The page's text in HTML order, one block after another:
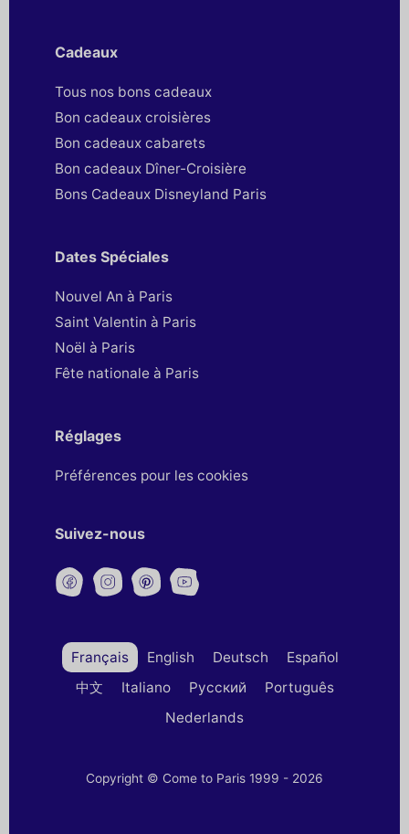
Cadeaux
Tous nos bons cadeaux
Bon cadeaux croisières
Bon cadeaux cabarets
Bon cadeaux Dîner-Croisière
Bons Cadeaux Disneyland Paris
Dates Spéciales
Nouvel An à Paris
Saint Valentin à Paris
Noël à Paris
Fête nationale à Paris
Réglages
Préférences pour les cookies
Suivez-nous
Français English Deutsch
Español
中文
Italiano Русский
Português
Nederlands
Copyright © Come to Paris 1999 - 2026